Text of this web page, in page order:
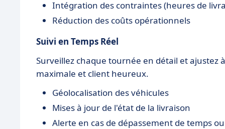
Intégration des contraintes (heures de
Réduction des coûts opérationnels
Suivi en Temps Réel
Surveillez chaque tournée en détail et
maximale et client heureux.
Géolocalisation des véhicules
Mises à jour de l'état de la livraison
Alerte en cas de dépassement de temps